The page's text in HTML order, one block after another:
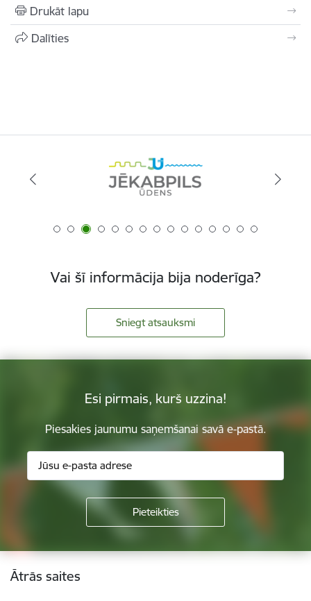
Drukāt lapu
Dalīties
Vai šī informācija bija noderīga?
Sniegt atsauksmi
Esi pirmais, kurš uzzina!
Piesakies jaunumu saņemšanai savā e-pastā.
Kājene
Ātrās saites